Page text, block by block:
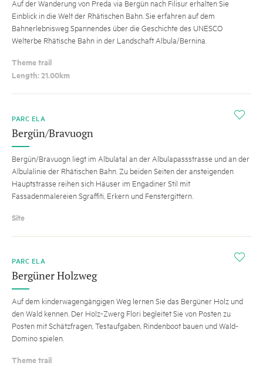
Auf der Wanderung von Preda via Bergün nach Filisur erhalten Sie
Einblick in die Welt der Rhätischen Bahn. Sie erfahren auf dem
Bahnerlebnisweg Spannendes über die Geschichte des UNESCO
Welterbe Rhätische Bahn in der Landschaft Albula/Bernina.
Theme trail
Length: 21.00km
i
PARC ELA
Bergün/Bravuogn
Bergün/Bravuogn liegt im Albulatal an der Albulapassstrasse und an der
Albulalinie der Rhätischen Bahn. Zu beiden Seiten der ansteigenden
Hauptstrasse reihen sich Häuser im Engadiner Stil mit
Fassadenmalereien Sgraffiti, Erkern und Fenstergittern.
Site
i
PARC ELA
Bergüner Holzweg
Auf dem kinderwagengängigen Weg lernen Sie das Bergüner Holz und
den Wald kennen. Der Holz-Zwerg Flori begleitet Sie von Posten zu
Posten mit Schätzfragen, Testaufgaben, Rindenboot bauen und Wald-
Domino spielen.
Theme trail